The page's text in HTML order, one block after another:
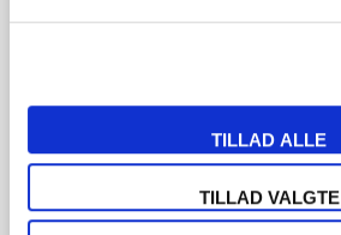
TILLAD ALLE
TILLAD VALGTE
JARNES A/S